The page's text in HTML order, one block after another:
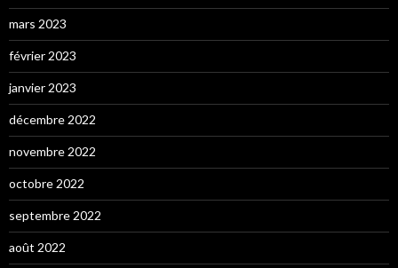
mars 2023
février 2023
janvier 2023
décembre 2022
novembre 2022
octobre 2022
septembre 2022
août 2022